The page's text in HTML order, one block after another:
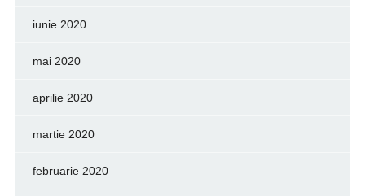
iunie 2020
mai 2020
aprilie 2020
martie 2020
februarie 2020